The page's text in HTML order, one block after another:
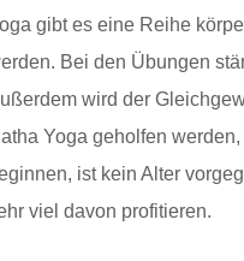
gibt es eine Reihe
Bei den Übungen
wird der
Yoga geholfen
ist kein Alter
viel davon profitieren.